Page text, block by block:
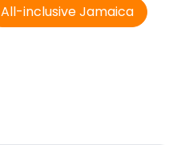
All-inclusive Jamaica